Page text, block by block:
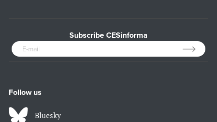
Subscribe CESinforma
Follow us
Bluesky